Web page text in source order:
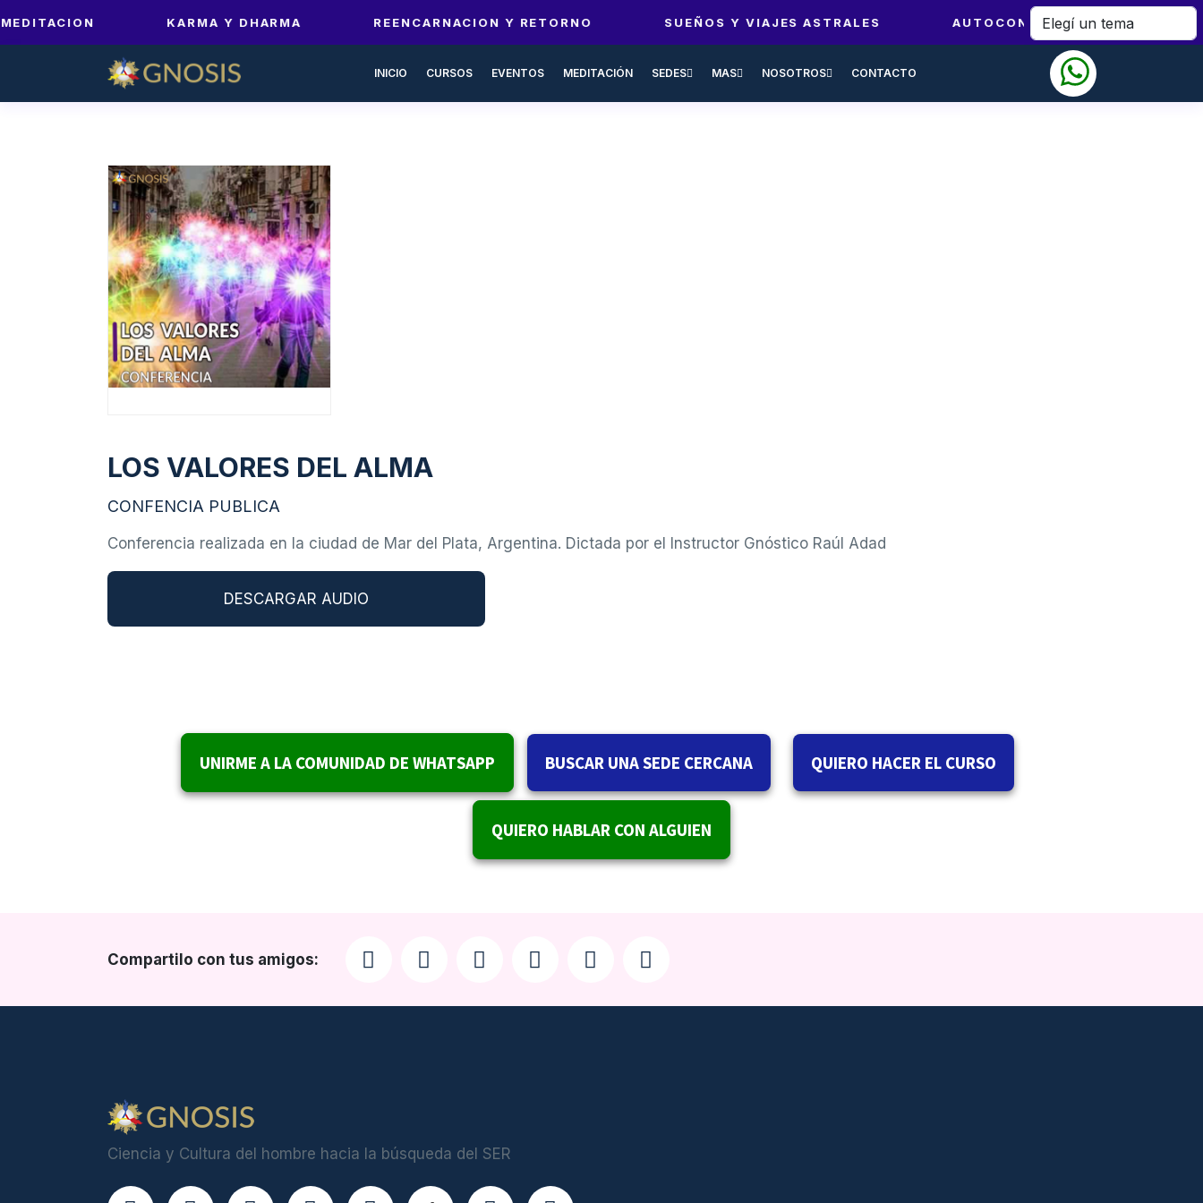
KARMA Y DHARMA REENCARNACION Y RETORNO SUEÑOS Y VIAJES ASTRALES AUTOCONOCIMIENTO
INICIO CURSOS EVENTOS MEDITACIÓN SEDES MAS NOSOTROS CONTACTO
LOS VALORES DEL ALMA
CONFENCIA PUBLICA
Conferencia realizada en la ciudad de Mar del Plata, Argentina. Dictada por el Instructor Gnóstico Raúl Adad
DESCARGAR AUDIO
UNIRME A LA COMUNIDAD DE WHATSAPP BUSCAR UNA SEDE CERCANA QUIERO HACER EL CURSO
QUIERO HABLAR CON ALGUIEN
Compartilo con tus amigos:
Ciencia y Cultura del hombre hacia la búsqueda del SER